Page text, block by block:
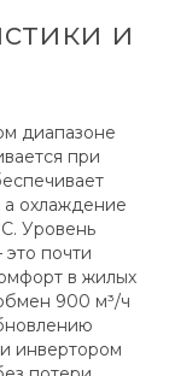
и
диапазоне
при
а охлаждение
Уровень
почти
в жилых
900 м³/ч
инвертором